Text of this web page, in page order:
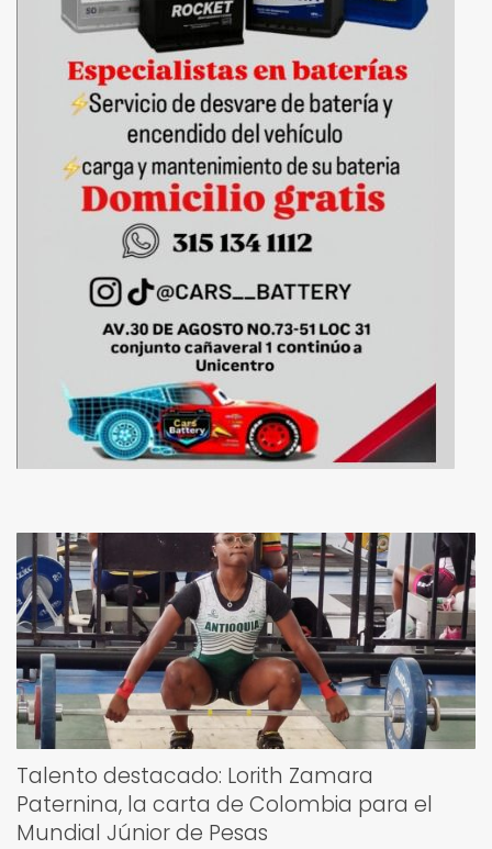
Talento destacado: Lorith Zamara
Paternina, la carta de Colombia para el
Mundial Júnior de Pesas